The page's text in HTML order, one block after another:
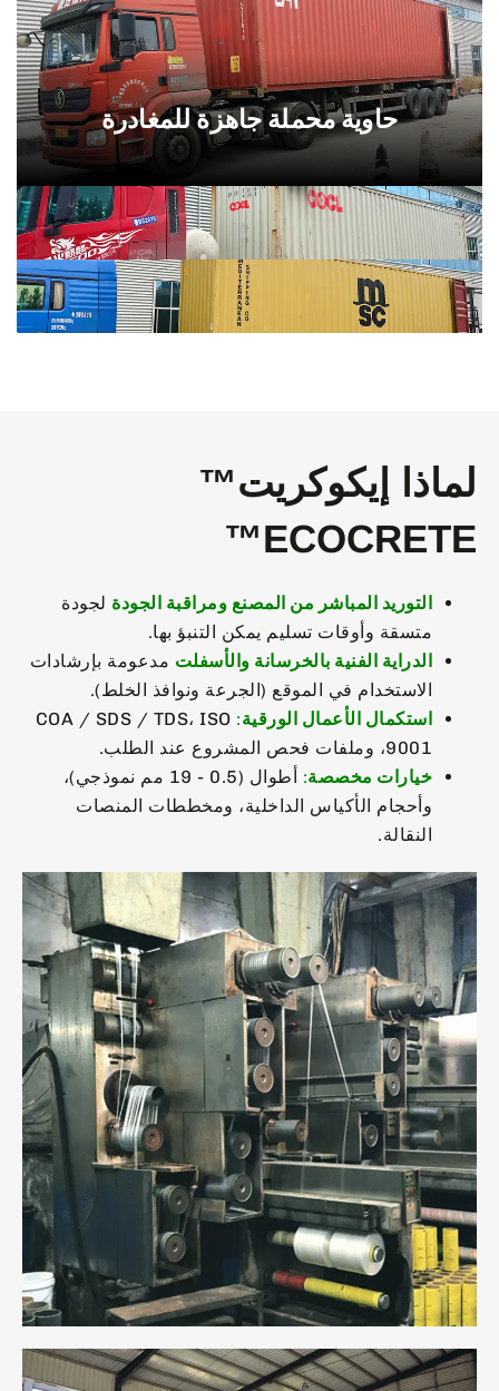
حاوية محملة جاهزة للمغادرة
لماذا إيكوكريت™
ECOCRETE™
التوريد المباشر من المصنع ومراقبة الجودة لجودة
متسقة وأوقات تسليم يمكن التنبؤ بها.
الدراية الفنية بالخرسانة والأسفلت مدعومة بإرشادات
الاستخدام في الموقع (الجرعة ونوافذ الخلط).
استكمال الأعمال الورقية: COA / SDS / TDS، ISO
9001، وملفات فحص المشروع عند الطلب.
خيارات مخصصة:
أطوال (0.5 - 19 مم نموذجي)،
وأحجام الأكياس الداخلية، ومخططات المنصات
النقالة.